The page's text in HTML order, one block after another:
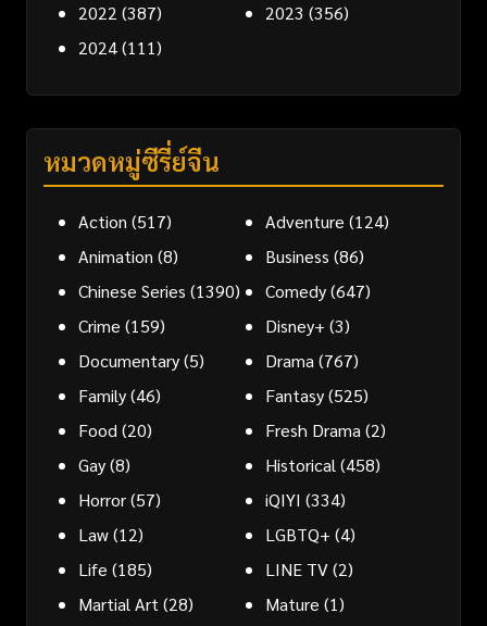
2022 (387) 2023 (356)
2024(111)
หมวดหมู่ซีรี่ย์จีน
Action (517) Adventure (124)
Animation (8) Business (86)
Chinese Series (1390) Comedy(647)
Crime (159) Disney+ (3)
Documentary(5) Drama(767)
Family(46) Fantasy(525)
Food(20) Fresh Drama(2)
Gay(8) Historical(458)
Horror(57) iQIYI (334)
Law(12) LGBTQ+ (4)
Life (185) LINE TV(2)
Martial Art(28) Mature (1)